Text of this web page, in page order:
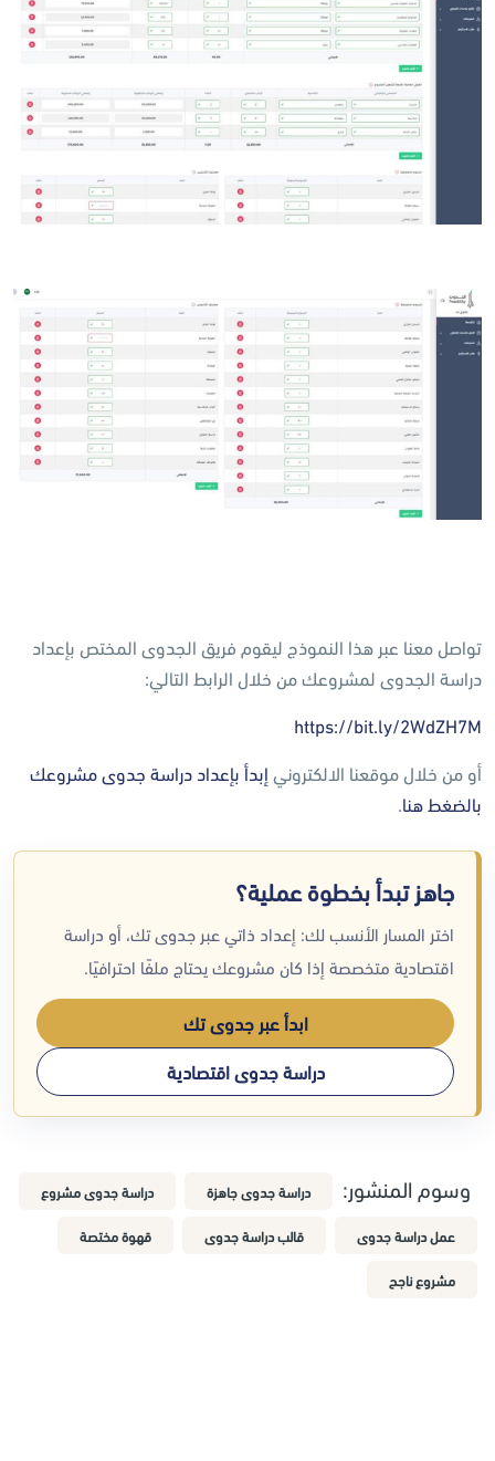
تواصل معنا عبر هذا النموذج ليقوم فريق الجدوى المختص بإعداد
⁧‫دراسة الجدوى‬⁩ لمشروعك من خلال الرابط التالي:
https://bit.ly/2WdZH7M
أو من خلال موقعنا الالكتروني إبدأ بإعداد دراسة جدوى مشروعك
بالضغط هنا.
جاهز تبدأ بخطوة عملية؟
اختر المسار الأنسب لك: إعداد ذاتي عبر جدوى تك، أو دراسة
اقتصادية متخصصة إذا كان مشروعك يحتاج ملفًا احترافيًا.
ابدأ عبر جدوى تك
دراسة جدوى اقتصادية
وسوم المنشور: دراسة جدوى جاهزة
دراسة جدوى مشروع
عمل دراسة جدوى
قالب دراسة جدوى
قهوة مختصة
مشروع ناجح